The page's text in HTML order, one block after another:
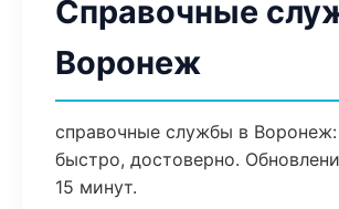
Справочные
Воронеж
справочные службы в Воронеж:
быстро, достоверно.
15 минут.